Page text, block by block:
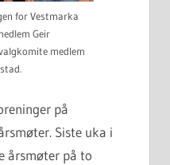
for Vestmarka
Geir
medlem
på
Siste uka i
årsmøter på to